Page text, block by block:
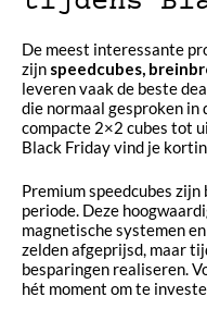
De meest interessante
zijn speedcubes,
leveren vaak de beste
die normaal gesproken in
compacte 2×2 cubes tot
Black Friday vind je
Premium speedcubes
periode. Deze
magnetische systemen
zelden afgeprijsd, maar
besparingen realiseren.
hét moment om te